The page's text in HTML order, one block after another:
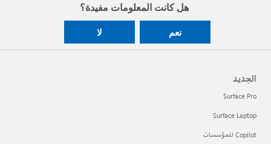
هل كانت المعلومات مفيدة؟
نعم لا
الجديد
Surface Pro
Surface Laptop
Copilot للمؤسسات